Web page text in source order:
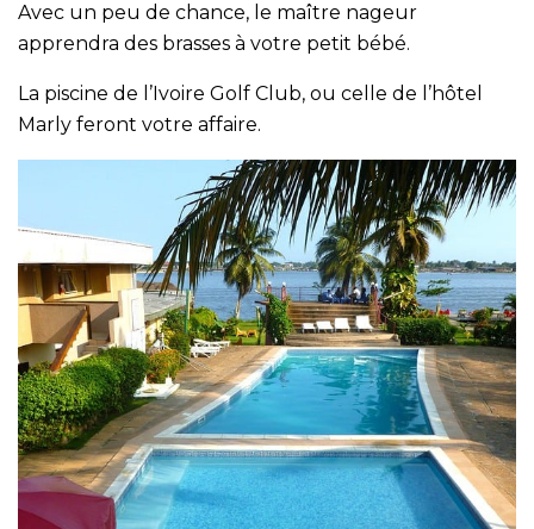
Avec un peu de chance, le maître nageur
apprendra des brasses à votre petit bébé.
La piscine de l’Ivoire Golf Club, ou celle de l’hôtel
Marly feront votre affaire.